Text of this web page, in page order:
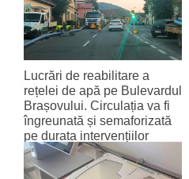
Lucrări de reabilitare a
rețelei de apă pe Bulevardul
Brașovului. Circulația va fi
îngreunată și semaforizată
pe durata intervențiilor
6 August 2026